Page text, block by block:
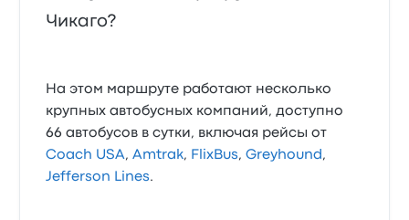
Чикаго?
На этом маршруте работают несколько
крупных автобусных компаний, доступно
66 автобусов в сутки, включая рейсы от
Coach USA,Amtrak, FlixBus,Greyhound ,
Jefferson Lines.